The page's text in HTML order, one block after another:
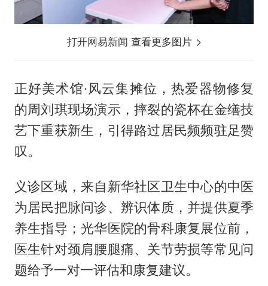
打开网易新闻 查看更多图片
正好美术馆·风云集摊位，热爱器物修复
的周刘琪现场演示，摔裂的瓷杯在金缮技
艺下重获新生，引得路过居民频频驻足赞
叹。
义诊区域，来自新华社区卫生中心的中医
为居民把脉问诊、辨识体质，并提供夏季
养生指导；光华医院的骨科康复展位前，
医生针对颈肩腰腿痛、关节劳损等常见问
题给予一对一评估和康复建议。